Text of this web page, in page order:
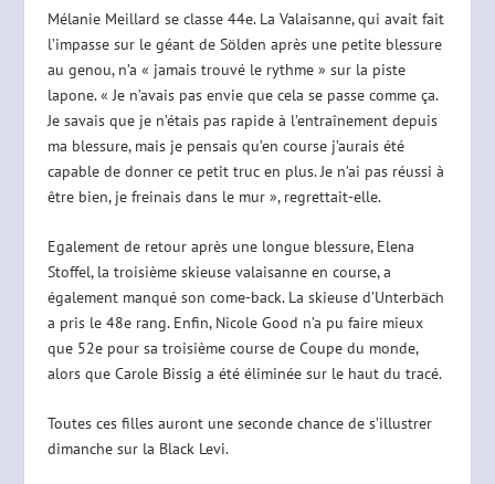
Mélanie Meillard se classe 44e. La Valaisanne, qui avait fait
l’impasse sur le géant de Sölden après une petite blessure
au genou, n’a « jamais trouvé le rythme » sur la piste
lapone. « Je n’avais pas envie que cela se passe comme ça.
Je savais que je n’étais pas rapide à l’entraînement depuis
ma blessure, mais je pensais qu’en course j’aurais été
capable de donner ce petit truc en plus. Je n’ai pas réussi à
être bien, je freinais dans le mur », regrettait-elle.
Egalement de retour après une longue blessure, Elena
Stoffel, la troisième skieuse valaisanne en course, a
également manqué son come-back. La skieuse d’Unterbäch
a pris le 48e rang. Enfin, Nicole Good n’a pu faire mieux
que 52e pour sa troisième course de Coupe du monde,
alors que Carole Bissig a été éliminée sur le haut du tracé.
Toutes ces filles auront une seconde chance de s’illustrer
dimanche sur la Black Levi.